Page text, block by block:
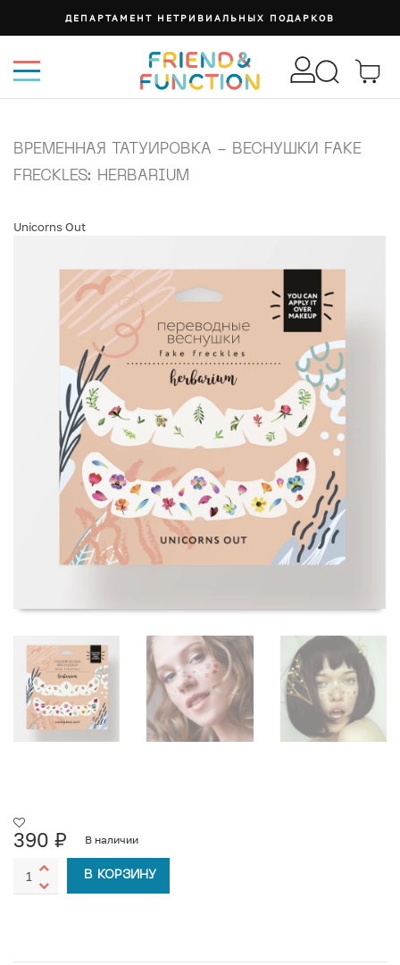
ДЕПАРТАМЕНТ НЕТРИВИАЛЬНЫХ ПОДАРКОВ
ВРЕМЕННАЯ ТАТУИРОВКА - ВЕСНУШКИ FAKE
FRECKLES: HERBARIUM
Unicorns Out
390 ₽ В наличии
В КОРЗИНУ